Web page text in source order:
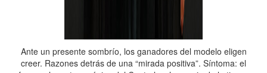
Ante un presente sombrío, los ganadores del modelo eligen
creer. ⁠Razones detrás de una “mirada positiva”. Síntoma: ⁠el